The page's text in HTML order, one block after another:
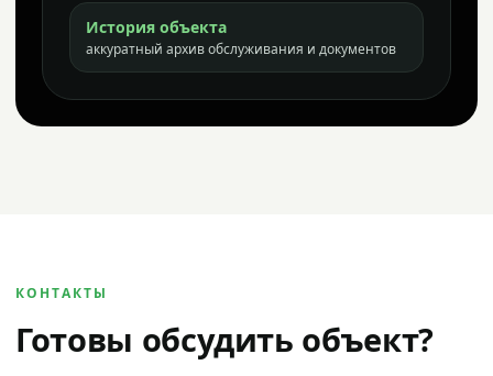
История объекта
аккуратный архив обслуживания и документов
КОНТАКТЫ
Готовы обсудить объект?